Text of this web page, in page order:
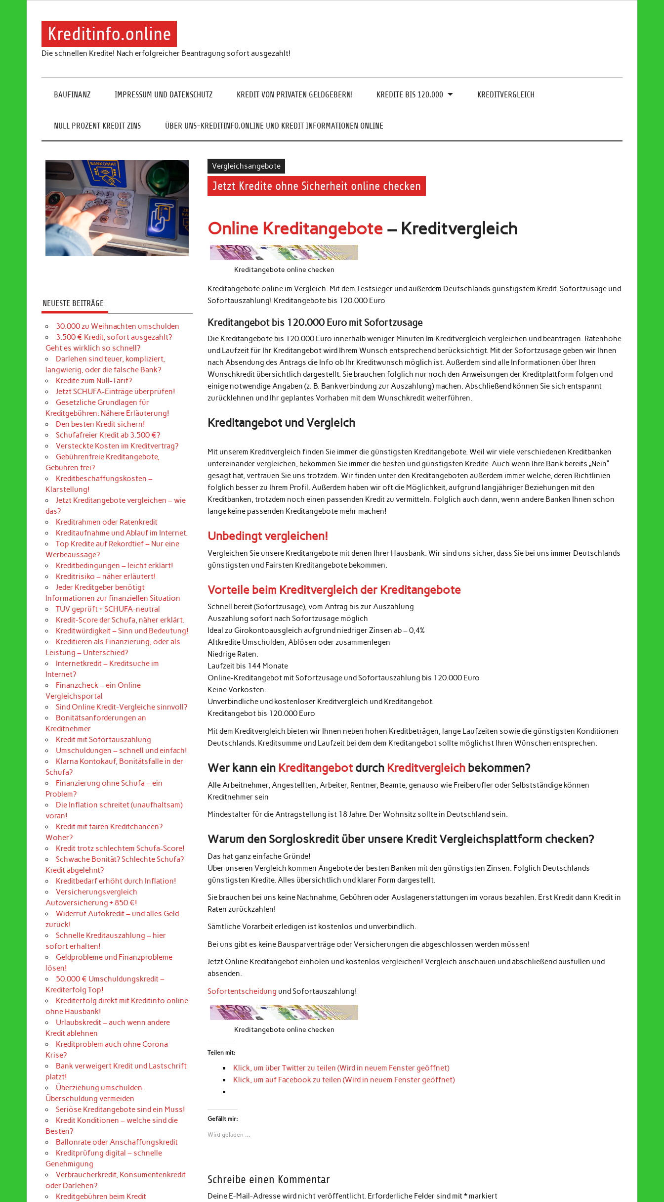
Kreditinfo.online
Die schnellen Kredite! Nach erfolgreicher Beantragung sofort ausgezahlt!
BAUFINANZ IMPRESSUM UND DATENSCHUTZ KREDIT VON PRIVATEN GELDGEBERN! KREDITE BIS 120.000 KREDITVERGLEICH
NULL PROZENT KREDIT ZINS ÜBER UNS-KREDITINFO.ONLINE UND KREDIT INFORMATIONEN ONLINE
Vergleichsangebote
Jetzt Kredite ohne Sicherheit online checken
Online Kreditangebote – Kreditvergleich
Kreditangebote online checken
Kreditangebote online im Vergleich. Mit dem Testsieger und außerdem Deutschlands günstigstem Kredit. Sofortzusage und
Sofortauszahlung! Kreditangebote bis 120.000 Euro
Kreditangebot bis 120.000 Euro mit Sofortzusage
Die Kreditangebote bis 120.000 Euro innerhalb weniger Minuten Im Kreditvergleich vergleichen und beantragen. Ratenhöhe
und Laufzeit für Ihr Kreditangebot wird Ihrem Wunsch entsprechend berücksichtigt. Mit der Sofortzusage geben wir Ihnen
nach Absendung des Antrags die Info ob Ihr Kreditwunsch möglich ist. Außerdem sind alle Informationen über Ihren
Wunschkredit übersichtlich dargestellt. Sie brauchen folglich nur noch den Anweisungen der Kreditplattform folgen und
einige notwendige Angaben (z. B. Bankverbindung zur Auszahlung) machen. Abschließend können Sie sich entspannt
zurücklehnen und Ihr geplantes Vorhaben mit dem Wunschkredit weiterführen.
Kreditangebot und Vergleich
Mit unserem Kreditvergleich finden Sie immer die günstigsten Kreditangebote. Weil wir viele verschiedenen Kreditbanken
untereinander vergleichen, bekommen Sie immer die besten und günstigsten Kredite. Auch wenn Ihre Bank bereits „Nein“
gesagt hat, vertrauen Sie uns trotzdem. Wir finden unter den Kreditangeboten außerdem immer welche, deren Richtlinien
folglich besser zu Ihrem Profil. Außerdem haben wir oft die Möglichkeit, aufgrund langjähriger Beziehungen mit den
Kreditbanken, trotzdem noch einen passenden Kredit zu vermitteln. Folglich auch dann, wenn andere Banken Ihnen schon
lange keine passenden Kreditangebote mehr machen!
Unbedingt vergleichen!
Vergleichen Sie unsere Kreditangebote mit denen Ihrer Hausbank. Wir sind uns sicher, dass Sie bei uns immer Deutschlands
günstigsten und Fairsten Kreditangebote bekommen.
Vorteile beim Kreditvergleich der Kreditangebote
Schnell bereit (Sofortzusage), vom Antrag bis zur Auszahlung
Auszahlung sofort nach Sofortzusage möglich
Ideal zu Girokontoausgleich aufgrund niedriger Zinsen ab – 0,4%
Altkredite Umschulden, Ablösen oder zusammenlegen
Niedrige Raten.
Laufzeit bis 144 Monate
Online-Kreditangebot mit Sofortzusage und Sofortauszahlung bis 120.000 Euro
Keine Vorkosten.
Unverbindliche und kostenloser Kreditvergleich und Kreditangebot.
Kreditangebot bis 120.000 Euro
Mit dem Kreditvergleich bieten wir Ihnen neben hohen Kreditbeträgen, lange Laufzeiten sowie die günstigsten Konditionen
Deutschlands. Kreditsumme und Laufzeit bei dem dem Kreditangebot sollte möglichst Ihren Wünschen entsprechen.
Wer kann ein Kreditangebot durch Kreditvergleich bekommen?
Alle Arbeitnehmer, Angestellten, Arbeiter, Rentner, Beamte, genauso wie Freiberufler oder Selbstständige können
Kreditnehmer sein
Mindestalter für die Antragstellung ist 18 Jahre. Der Wohnsitz sollte in Deutschland sein.
Warum den Sorgloskredit über unsere Kredit Vergleichsplattform checken?
Das hat ganz einfache Gründe!
Über unseren Vergleich kommen Angebote der besten Banken mit den günstigsten Zinsen. Folglich Deutschlands
günstigsten Kredite. Alles übersichtlich und klarer Form dargestellt.
Sie brauchen bei uns keine Nachnahme, Gebühren oder Auslagenerstattungen im voraus bezahlen. Erst Kredit dann Kredit in
Raten zurückzahlen!
Sämtliche Vorarbeit erledigen ist kostenlos und unverbindlich.
Bei uns gibt es keine Bausparverträge oder Versicherungen die abgeschlossen werden müssen!
Jetzt Online Kreditangebot einholen und kostenlos vergleichen! Vergleich anschauen und abschließend ausfüllen und
absenden.
Sofortentscheidung und Sofortauszahlung!
Kreditangebote online checken
Teilen mit:
Klick, um über Twitter zu teilen (Wird in neuem Fenster geöffnet)
Klick, um auf Facebook zu teilen (Wird in neuem Fenster geöffnet)
Gefällt mir:
Wird geladen …
Schreibe einen Kommentar
Deine E-Mail-Adresse wird nicht veröffentlicht. Erforderliche Felder sind mit* markiert
NEUESTE BEITRÄGE
30.000 zu Weihnachten umschulden
3.500 € Kredit, sofort ausgezahlt?
Geht es wirklich so schnell?
Darlehen sind teuer, kompliziert,
langwierig, oder die falsche Bank?
Kredite zum Null-Tarif?
Jetzt SCHUFA-Einträge überprüfen!
Gesetzliche Grundlagen für
Kreditgebühren: Nähere Erläuterung!
Den besten Kredit sichern!
Schufafreier Kredit ab 3.500 €?
Versteckte Kosten im Kreditvertrag?
Gebührenfreie Kreditangebote,
Gebühren frei?
Kreditbeschaffungskosten –
Klarstellung!
Jetzt Kreditangebote vergleichen – wie
das?
Kreditrahmen oder Ratenkredit
Kreditaufnahme und Ablauf im Internet.
Top Kredite auf Rekordtief – Nur eine
Werbeaussage?
Kreditbedingungen – leicht erklärt!
Kreditrisiko – näher erläutert!
Jeder Kreditgeber benötigt
Informationen zur finanziellen Situation
TÜV geprüft + SCHUFA-neutral
Kredit-Score der Schufa, näher erklärt.
Kreditwürdigkeit – Sinn und Bedeutung!
Kreditieren als Finanzierung, oder als
Leistung – Unterschied?
Internetkredit – Kreditsuche im
Internet?
Finanzcheck – ein Online
Vergleichsportal
Sind Online Kredit-Vergleiche sinnvoll?
Bonitätsanforderungen an
Kreditnehmer
Kredit mit Sofortauszahlung
Umschuldungen – schnell und einfach!
Klarna Kontokauf, Bonitätsfalle in der
Schufa?
Finanzierung ohne Schufa – ein
Problem?
Die Inflation schreitet (unaufhaltsam)
voran!
Kredit mit fairen Kreditchancen?
Woher?
Kredit trotz schlechtem Schufa-Score!
Schwache Bonität? Schlechte Schufa?
Kredit abgelehnt?
Kreditbedarf erhöht durch Inflation!
Versicherungsvergleich
Autoversicherung + 850 €!
Widerruf Autokredit – und alles Geld
zurück!
Schnelle Kreditauszahlung – hier
sofort erhalten!
Geldprobleme und Finanzprobleme
lösen!
50.000 € Umschuldungskredit –
Krediterfolg Top!
Krediterfolg direkt mit Kreditinfo online
ohne Hausbank!
Urlaubskredit – auch wenn andere
Kredit ablehnen
Kreditproblem auch ohne Corona
Krise?
Bank verweigert Kredit und Lastschrift
platzt!
Überziehung umschulden.
Überschuldung vermeiden
Seriöse Kreditangebote sind ein Muss!
Kredit Konditionen – welche sind die
Besten?
Ballonrate oder Anschaffungskredit
Kreditprüfung digital – schnelle
Genehmigung
Verbraucherkredit, Konsumentenkredit
oder Darlehen?
Kreditgebühren beim Kredit